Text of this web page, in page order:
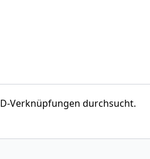
Verknüpfungen durchsucht.